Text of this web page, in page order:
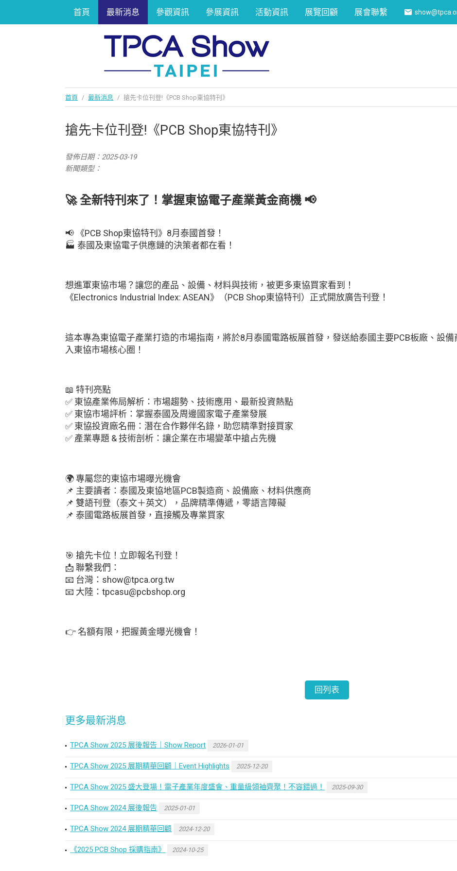
首頁 最新消息 參觀資訊 參展資訊 活動資訊 展覽回顧 展會聯繫
首頁 / 最新消息 / 搶先卡位刊登!《PCB Shop東協特刊》
搶先卡位刊登!《PCB Shop東協特刊》
發佈日期：2025-03-19
新聞類型：
🚀 全新特刊來了！掌握東協電子產業黃金商機 📢
📢 《PCB Shop東協特刊》8月泰國首發！
🏭 泰國及東協電子供應鏈的決策者都在看！
想進軍東協市場？讓您的產品、設備、材料與技術，被更多東協買家看到！
《Electronics Industrial Index: ASEAN》（PCB Shop東協特刊）正式開放廣告刊登！
這本專為東協電子產業打造的市場指南，將於8月泰國電路板展首發，發送給泰國主要PCB板廠、設
入東協市場核心圈！
📖 特刊亮點
✅ 東協產業佈局解析：市場趨勢、技術應用、最新投資熱點
✅ 東協市場評析：掌握泰國及周邊國家電子產業發展
✅ 東協投資廠名冊：潛在合作夥伴名錄，助您精準對接買家
✅ 產業專題 & 技術剖析：讓企業在市場變革中搶占先機
🌍 專屬您的東協市場曝光機會
📌 主要讀者：泰國及東協地區PCB製造商、設備廠、材料供應商
📌 雙語刊登（泰文＋英文），品牌精準傳遞，零語言障礙
📌 泰國電路板展首發，直接觸及專業買家
🎯 搶先卡位！立即報名刊登！
📩 聯繫我們：
📧 台灣：show@tpca.org.tw
📧 大陸：tpcasu@pcbshop.org
👉 名額有限，把握黃金曝光機會！
回列表
更多最新消息
TPCA Show 2025 展後報告｜Show Report 2026-01-01
TPCA Show 2025 展期精華回顧｜Event Highlights 2025-12-20
TPCA Show 2025 盛大登場！電子產業年度盛會、重量級領袖齊聚！不容錯過！ 2025-09-30
TPCA Show 2024 展後報告 2025-01-01
TPCA Show 2024 展期精華回顧 2024-12-20
《2025 PCB Shop 採購指南》 2024-10-25